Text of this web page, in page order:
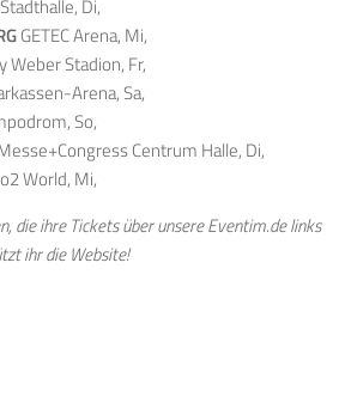
Stadthalle, Di,
GETEC Arena, Mi,
Weber Stadion, Fr,
Arena, Sa,
So,
Centrum Halle, Di,
o2 World, Mi,
die ihre Tickets über unsere Eventim.de links
ihr die Website!